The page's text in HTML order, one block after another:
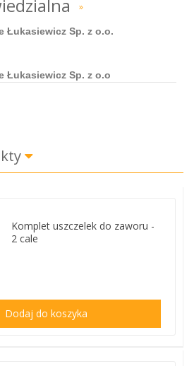
»
Łukasiewicz Sp. z o.o.
Łukasiewicz Sp. z o.o
Komplet uszczelek do zaworu -
2 cale
Dodaj do koszyka